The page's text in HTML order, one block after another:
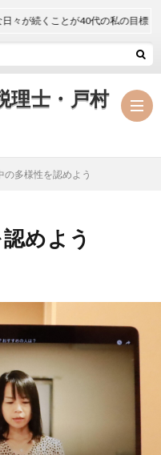
理士・戸村
ー
ル
HP
マ筆セ
続くことが40代の私の目標
の多様性を認めよう
めよう